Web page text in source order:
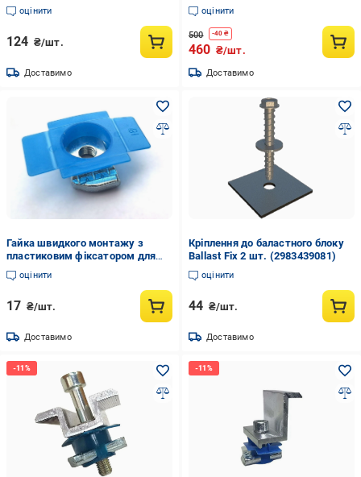
(34386952)
оцінити
124 ₴/шт.
Доставимо
41х41х9х8х1,5 мм 3 пог. м
(35578027)
оцінити
500 -40 ₴
460 ₴/шт.
Доставимо
Гайка швидкого монтажу з
пластиковим фіксатором для
оцинкованого профілю
М8х18х37х6 мм (35578458)
оцінити
17 ₴/шт.
Доставимо
Кріплення до баластного блоку
Ballast Fix 2 шт. (2983439081)
оцінити
44 ₴/шт.
Доставимо